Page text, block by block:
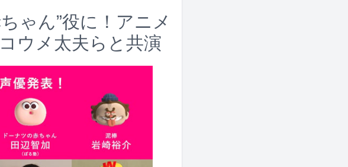
ゃん”役に！アニメ
ウメ太夫らと共演